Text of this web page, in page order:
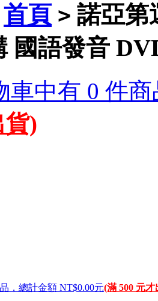
首頁 > 諾亞第
國語發音
車中有 0 件
貨)
，總計金額 NT$0.00元(滿 500 元才